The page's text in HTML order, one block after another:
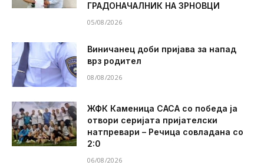
ГРАДОНАЧАЛНИК НА ЗРНОВЦИ
05/08/2026
Виничанец доби пријава за напад
врз родител
08/08/2026
ЖФК Каменица САСА со победа ја
отвори серијата пријателски
натпревари – Речица совладана со
2:0
06/08/2026